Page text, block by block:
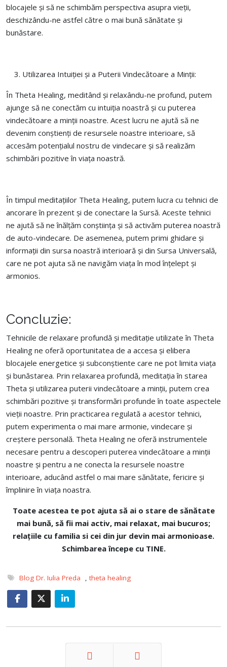
blocajele și să ne schimbăm perspectiva asupra vieții,
deschizându-ne astfel către o mai bună sănătate și
bunăstare.
Utilizarea Intuiției și a Puterii Vindecătoare a Minții:
În Theta Healing, meditând și relaxându-ne profund, putem
ajunge să ne conectăm cu intuiția noastră și cu puterea
vindecătoare a minții noastre. Acest lucru ne ajută să ne
devenim conștienți de resursele noastre interioare, să
accesăm potențialul nostru de vindecare și să realizăm
schimbări pozitive în viața noastră.
În timpul meditațiilor Theta Healing, putem lucra cu tehnici de
ancorare în prezent și de conectare la Sursă. Aceste tehnici
ne ajută să ne înălțăm conștiința și să activăm puterea noastră
de auto-vindecare. De asemenea, putem primi ghidare și
informații din sursa noastră interioară și din Sursa Universală,
care ne pot ajuta să ne navigăm viața în mod înțelept și
armonios.
Concluzie:
Tehnicile de relaxare profundă și meditație utilizate în Theta
Healing ne oferă oportunitatea de a accesa și elibera
blocajele energetice și subconștiente care ne pot limita viața
și bunăstarea. Prin relaxarea profundă, meditația în starea
Theta și utilizarea puterii vindecătoare a minții, putem crea
schimbări pozitive și transformări profunde în toate aspectele
vieții noastre. Prin practicarea regulată a acestor tehnici,
putem experimenta o mai mare armonie, vindecare și
creștere personală. Theta Healing ne oferă instrumentele
necesare pentru a descoperi puterea vindecătoare a minții
noastre și pentru a ne conecta la resursele noastre
interioare, aducând astfel o mai mare sănătate, fericire și
împlinire în viața noastra.
Toate acestea te pot ajuta să ai o stare de sănătate
mai bună, să fii mai activ, mai relaxat, mai bucuros;
relațiile cu familia si cei din jur devin mai armonioase.
Schimbarea începe cu TINE.
Blog Dr. Iulia Preda , theta healing